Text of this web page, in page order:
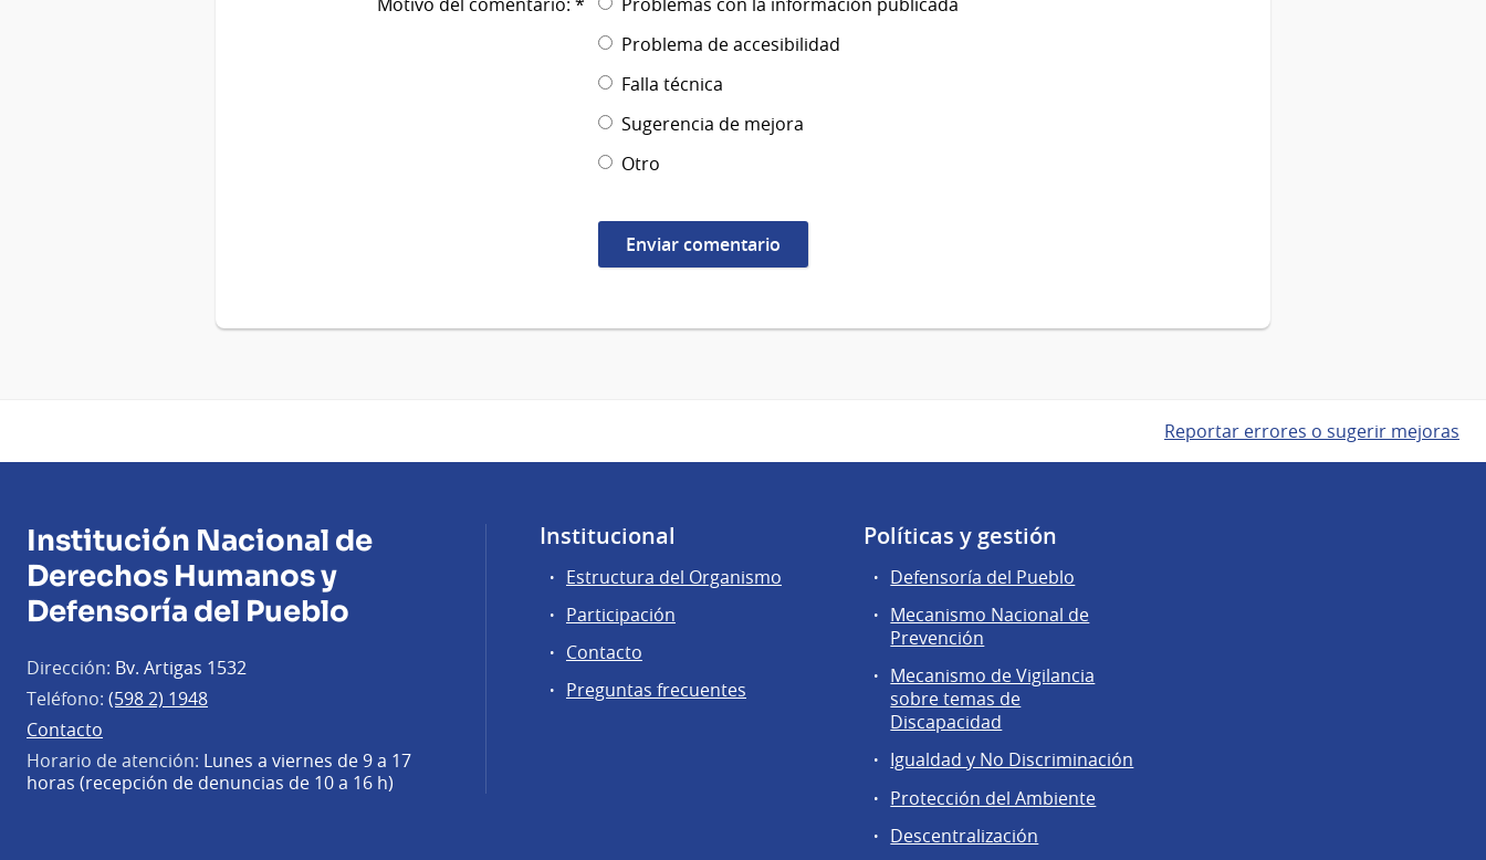
Problema de accesibilidad
Falla técnica
Sugerencia de mejora
Otro
Reportar errores o sugerir mejoras
Institución Nacional de
Derechos Humanos y
Defensoría del Pueblo
Dirección: Bv. Artigas 1532
Teléfono: (598 2) 1948
Contacto
Horario de atención: Lunes a viernes de 9 a 17
horas (recepción de denuncias de 10 a 16 h)
Institucional
Estructura del Organismo
Participación
Contacto
Preguntas frecuentes
Políticas y gestión
Defensoría del Pueblo
Mecanismo Nacional de
Prevención
Mecanismo de Vigilancia
sobre temas de
Discapacidad
Igualdad y No Discriminación
Protección del Ambiente
Descentralización